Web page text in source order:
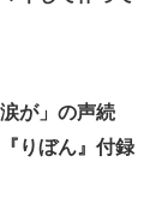
が」の声続
りぼん』付録